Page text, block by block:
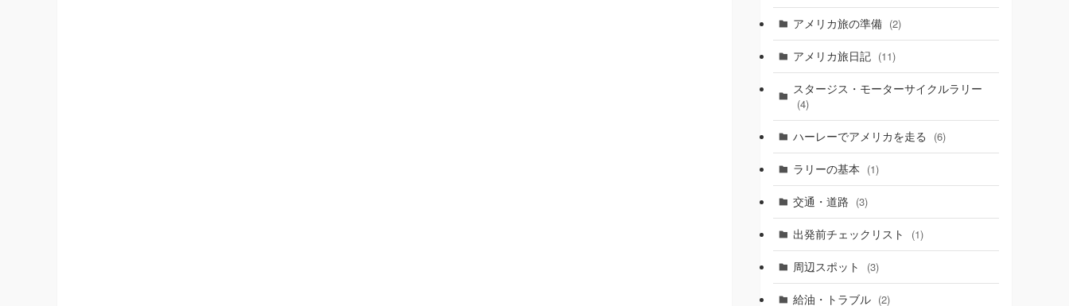
アメリカ旅の準備 (2)
アメリカ旅日記 (11)
スタージス・モーターサイクルラリー
(4)
ハーレーでアメリカを走る (6)
ラリーの基本 (1)
交通・道路 (3)
出発前チェックリスト (1)
周辺スポット (3)
給油・トラブル (2)